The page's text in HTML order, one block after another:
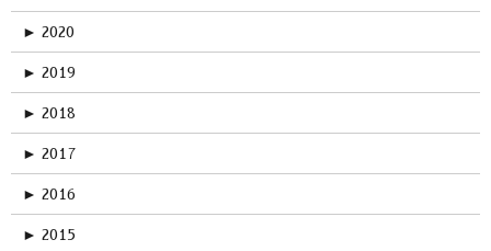
► 2020
► 2019
► 2018
► 2017
► 2016
► 2015